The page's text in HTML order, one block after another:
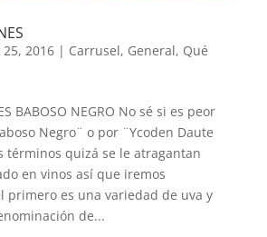
25, 2016| Carrusel, General, Qué
BABOSO NEGRO No sé si es peor
Negro¨ o por ¨Ycoden Daute
términos quizá se le atragantan
en vinos así que iremos
primero es una variedad de uva y
de...